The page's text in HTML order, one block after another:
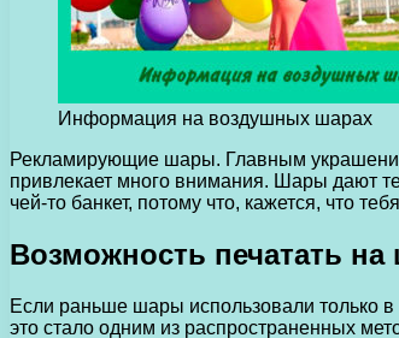
Информация на воздушных шарах
Рекламирующие шары. Главным
привлекает много внимания. Шары дают
чей-то банкет, потому что, кажется, что
Возможность печатать на
Если раньше шары использовали только
это стало одним из распространенных